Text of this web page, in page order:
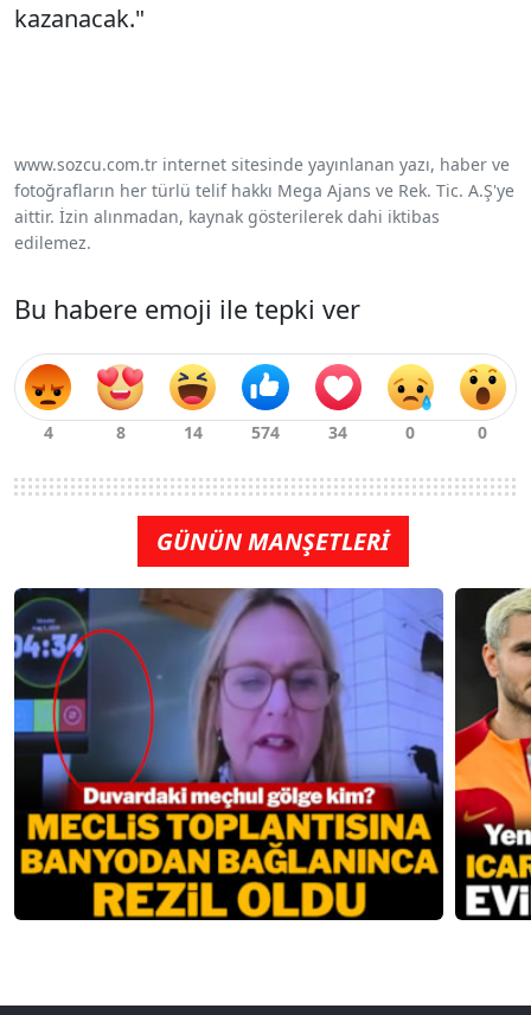
kazanacak."
www.sozcu.com.tr internet sitesinde yayınlanan yazı, haber ve
fotoğrafların her türlü telif hakkı Mega Ajans ve Rek. Tic. A.Ş'ye
aittir. İzin alınmadan, kaynak gösterilerek dahi iktibas
edilemez.
Bu habere emoji ile tepki ver
GÜNÜN MANŞETLERİ